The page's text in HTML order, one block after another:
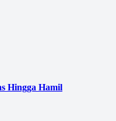
Hingga Hamil